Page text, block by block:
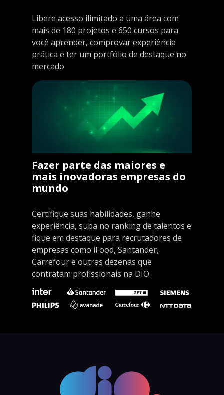
Libere acesso ilimitado a uma área com
mais de 180 projetos e 650 cursos para
você aprender, comprovar experiência
prática e ter um portfólio de destaque no
mercado
Fazer parte das maiores e
mais inovadoras empresas do
mundo
Certifique suas habilidades, ganhe
experiência, suba no ranking de talentos e
fique em destaque para recrutadores de
empresas como iFood, Santander,
Carrefour e outras dezenas que
contratam profissionais na DIO.